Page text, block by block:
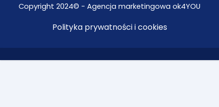
Copyright 2024© - Agencja marketingowa ok4YOU
Polityka prywatności i cookies